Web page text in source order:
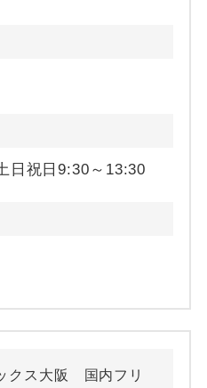
日祝日9:30～13:30
クス大阪 国内フリ